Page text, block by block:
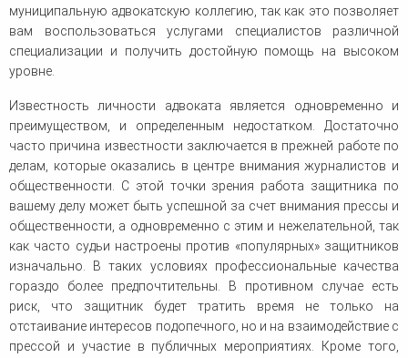
муниципальную адвокатскую коллегию, так как это позволяет
вам воспользоваться услугами специалистов различной
специализации и получить достойную помощь на высоком
уровне.
Известность личности адвоката является одновременно и
преимуществом, и определенным недостатком. Достаточно
часто причина известности заключается в прежней работе по
делам, которые оказались в центре внимания журналистов и
общественности. С этой точки зрения работа защитника по
вашему делу может быть успешной за счет внимания прессы и
общественности, а одновременно с этим и нежелательной, так
как часто судьи настроены против «популярных» защитников
изначально. В таких условиях профессиональные качества
гораздо более предпочтительны. В противном случае есть
риск, что защитник будет тратить время не только на
отстаивание интересов подопечного, но и на взаимодействие с
прессой и участие в публичных мероприятиях. Кроме того,